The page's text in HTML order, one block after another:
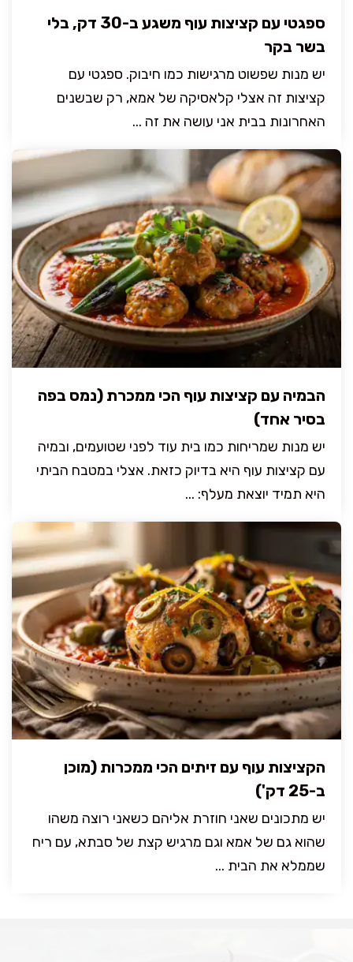
ספגטי עם קציצות עוף משגע ב-30 דק, בלי
בשר בקר
יש מנות שפשוט מרגישות כמו חיבוק. ספגטי עם
קציצות זה אצלי קלאסיקה של אמא, רק שבשנים
האחרונות בבית אני עושה את זה ...
הבמיה עם קציצות עוף הכי ממכרת (נמס בפה
בסיר אחד)
יש מנות שמריחות כמו בית עוד לפני שטועמים, ובמיה
עם קציצות עוף היא בדיוק כזאת. אצלי במטבח הביתי
היא תמיד יוצאת מעלף: ...
הקציצות עוף עם זיתים הכי ממכרות (מוכן
ב-25 דק')
יש מתכונים שאני חוזרת אליהם כשאני רוצה משהו
שהוא גם של אמא וגם מרגיש קצת של סבתא, עם ריח
שממלא את הבית ...